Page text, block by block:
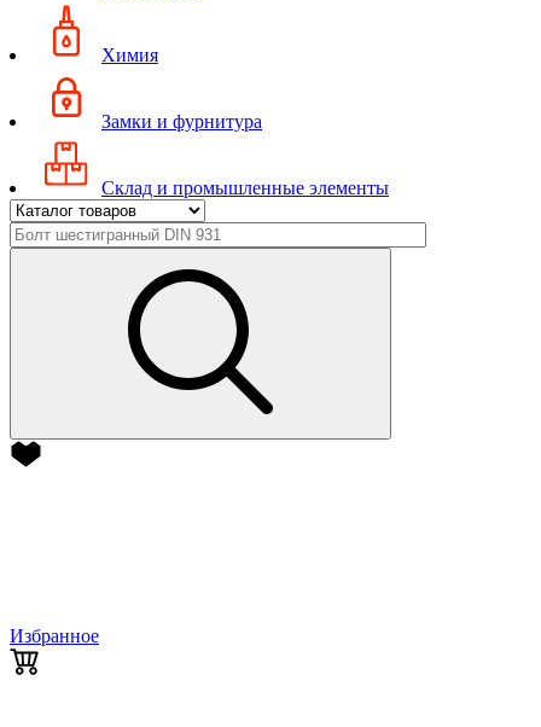
Химия
Замки и фурнитура
Склад и промышленные элементы
Избранное